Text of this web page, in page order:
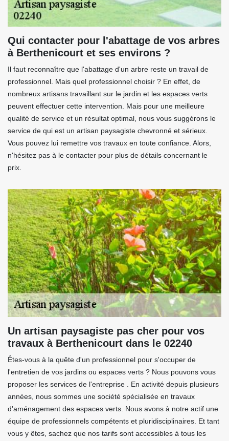
Qui contacter pour l'abattage de vos arbres
à Berthenicourt et ses environs ?
Il faut reconnaître que l'abattage d'un arbre reste un travail de
professionnel. Mais quel professionnel choisir ? En effet, de
nombreux artisans travaillant sur le jardin et les espaces verts
peuvent effectuer cette intervention. Mais pour une meilleure
qualité de service et un résultat optimal, nous vous suggérons le
service de qui est un artisan paysagiste chevronné et sérieux.
Vous pouvez lui remettre vos travaux en toute confiance. Alors,
n'hésitez pas à le contacter pour plus de détails concernant le
prix.
Un artisan paysagiste pas cher pour vos
travaux à Berthenicourt dans le 02240
Êtes-vous à la quête d'un professionnel pour s'occuper de
l'entretien de vos jardins ou espaces verts ? Nous pouvons vous
proposer les services de l'entreprise . En activité depuis plusieurs
années, nous sommes une société spécialisée en travaux
d'aménagement des espaces verts. Nous avons à notre actif une
équipe de professionnels compétents et pluridisciplinaires. Et tant
vous y êtes, sachez que nos tarifs sont accessibles à tous les